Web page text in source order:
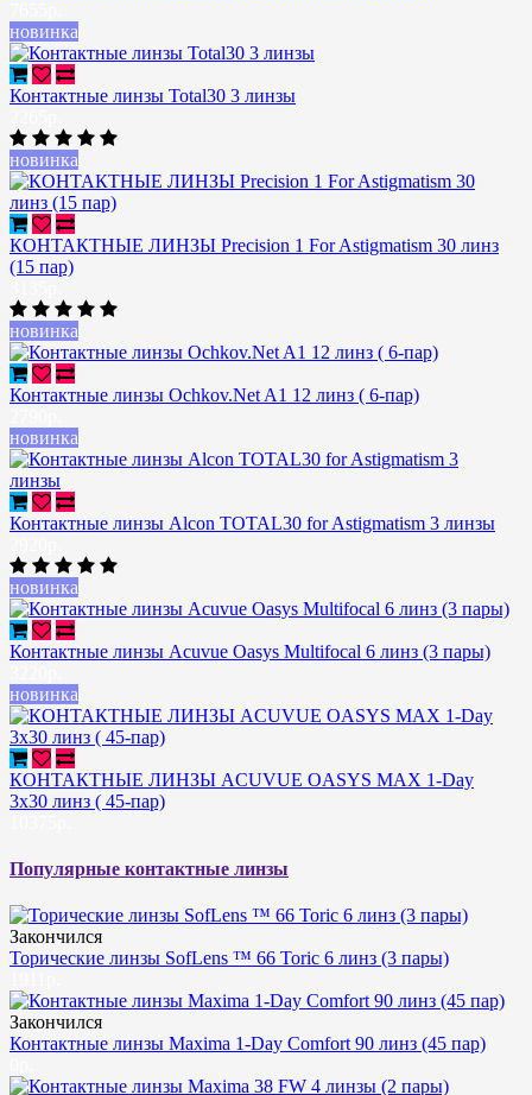
новинка
Контактные линзы Total30 3 линзы
новинка
КОНТАКТНЫЕ ЛИНЗЫ Precision 1 For Astigmatism 30 линз
(15 пар)
новинка
Контактные линзы Ochkov.Net A1 12 линз ( 6-пар)
новинка
Контактные линзы Alcon TOTAL30 for Astigmatism 3 линзы
новинка
Контактные линзы Acuvue Oasys Multifocal 6 линз (3 пары)
новинка
КОНТАКТНЫЕ ЛИНЗЫ ACUVUE OASYS MAX 1-Day
3х30 линз ( 45-пар)
Популярные контактные линзы
Закончился
Торические линзы SofLens ™ 66 Toric 6 линз (3 пары)
Закончился
Контактные линзы Maxima 1-Day Comfort 90 линз (45 пар)